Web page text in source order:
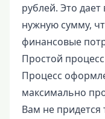
рублей. Это
нужную сумму,
финансовые
Простой
Процесс
максимально
Вам не